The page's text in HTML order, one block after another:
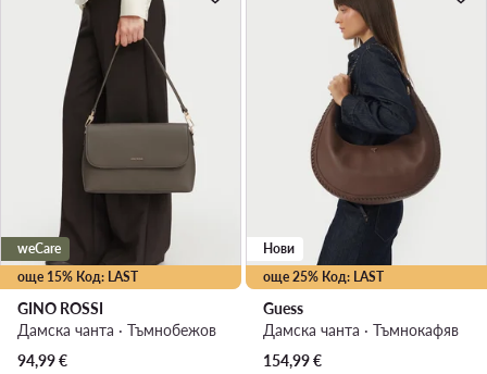
още 15% Код: LAST
weCare
GINO ROSSI
Дамска чанта · Тъмнобежов
94,99€
още 25% Код: LAST
Нови
Guess
Дамска чанта · Тъмнокафяв
154,99€